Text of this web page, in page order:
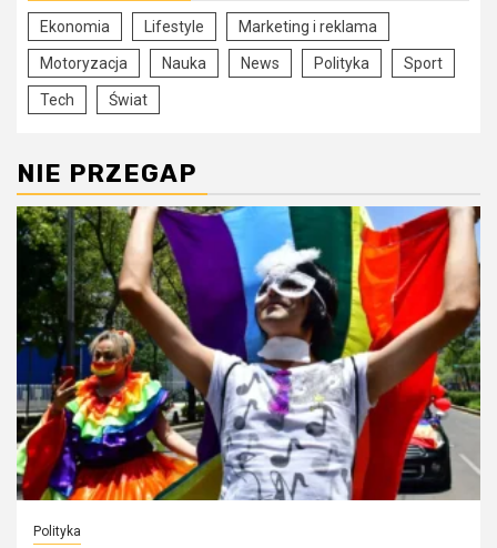
Ekonomia Lifestyle Marketing i reklama
Motoryzacja Nauka News Polityka Sport
Tech Świat
NIE PRZEGAP
Polityka